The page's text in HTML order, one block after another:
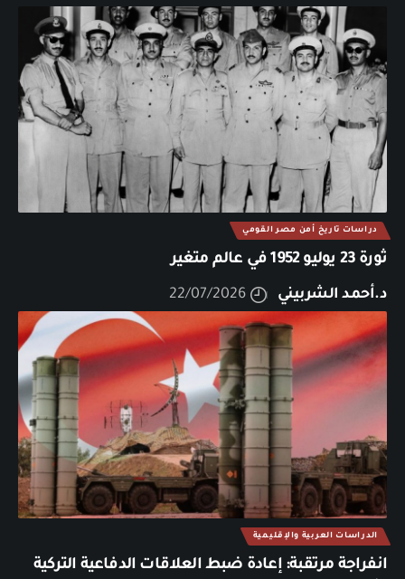
دراسات تاريخ أمن مصر القومي
ثورة 23 يوليو 1952 في عالم متغير
د.أحمد الشربيني 22/07/2026
الدراسات العربية والإقليمية
انفراجة مرتقبة: إعادة ضبط العلاقات الدفاعية التركية